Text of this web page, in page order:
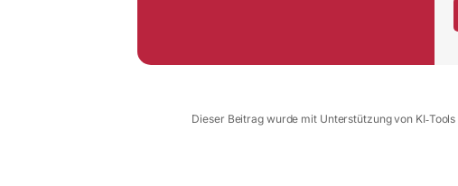
Dieser Beitrag wurde mit Unterstützung von